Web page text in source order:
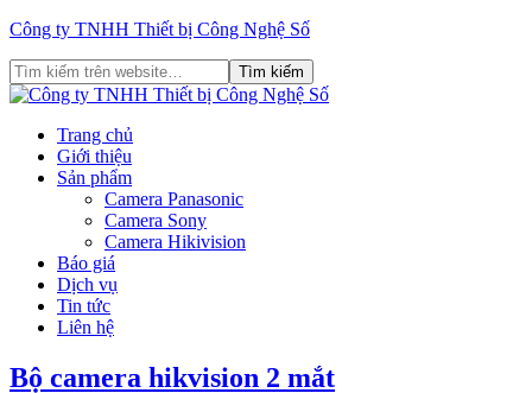
Công ty TNHH Thiết bị Công Nghệ Số
Trang chủ
Giới thiệu
Sản phẩm
Camera Panasonic
Camera Sony
Camera Hikivision
Báo giá
Dịch vụ
Tin tức
Liên hệ
Bộ camera hikvision 2 mắt